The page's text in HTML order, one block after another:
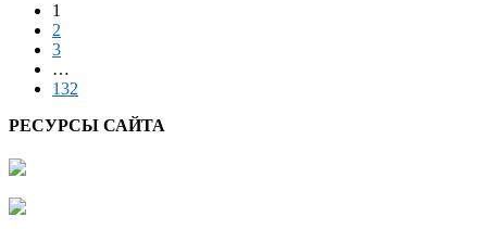
1
2
3
…
132
РЕСУРСЫ САЙТА